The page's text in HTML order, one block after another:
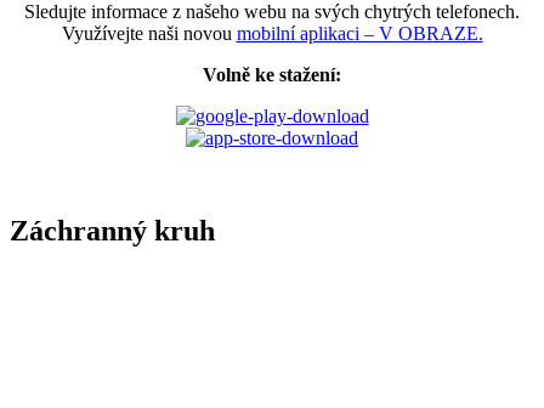
Sledujte informace z našeho webu na svých chytrých telefonech.
Využívejte naši novou mobilní aplikaci – V OBRAZE.
Volně ke stažení:
Záchranný kruh